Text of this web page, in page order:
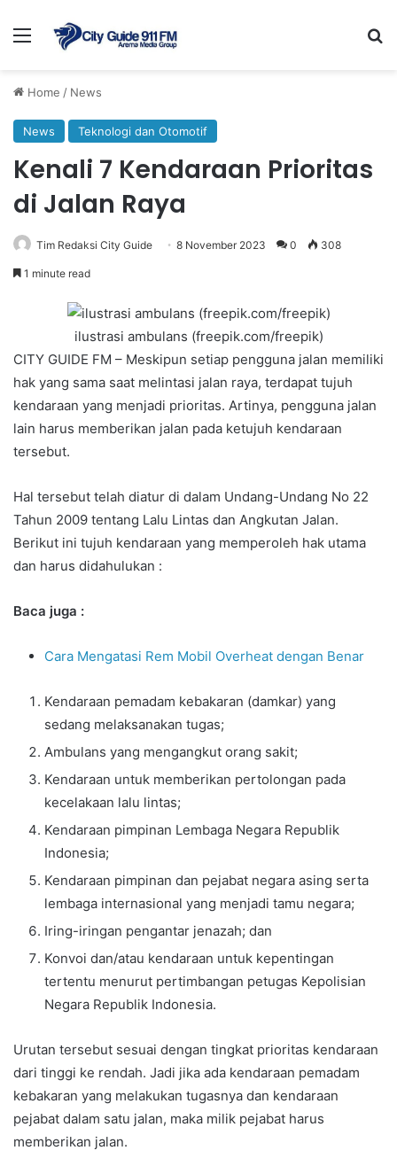
Menu
Home / News
News Teknologi dan Otomotif
Kenali 7 Kendaraan Prioritas
di Jalan Raya
Tim Redaksi City Guide 8 November 2023 0 308
1 minute read
ilustrasi ambulans (freepik.com/freepik)
CITY GUIDE FM – Meskipun setiap pengguna jalan memiliki
hak yang sama saat melintasi jalan raya, terdapat tujuh
kendaraan yang menjadi prioritas. Artinya, pengguna jalan
lain harus memberikan jalan pada ketujuh kendaraan
tersebut.
Hal tersebut telah diatur di dalam Undang-Undang No 22
Tahun 2009 tentang Lalu Lintas dan Angkutan Jalan.
Berikut ini tujuh kendaraan yang memperoleh hak utama
dan harus didahulukan :
Baca juga :
Cara Mengatasi Rem Mobil Overheat dengan Benar
Kendaraan pemadam kebakaran (damkar) yang
sedang melaksanakan tugas;
Ambulans yang mengangkut orang sakit;
Kendaraan untuk memberikan pertolongan pada
kecelakaan lalu lintas;
Kendaraan pimpinan Lembaga Negara Republik
Indonesia;
Kendaraan pimpinan dan pejabat negara asing serta
lembaga internasional yang menjadi tamu negara;
Iring-iringan pengantar jenazah; dan
Konvoi dan/atau kendaraan untuk kepentingan
tertentu menurut pertimbangan petugas Kepolisian
Negara Republik Indonesia.
Urutan tersebut sesuai dengan tingkat prioritas kendaraan
dari tinggi ke rendah. Jadi jika ada kendaraan pemadam
kebakaran yang melakukan tugasnya dan kendaraan
pejabat dalam satu jalan, maka milik pejabat harus
memberikan jalan.